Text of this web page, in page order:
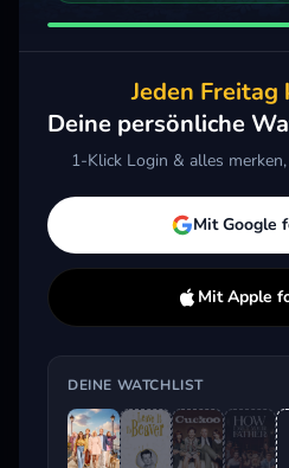
How I Met Your Father
Mehr
Aktuell im Trend
Jeden
Deine persönliche
1-Klick Login & alles
Mit Google
Mit Apple
DEINE WATCHLIST